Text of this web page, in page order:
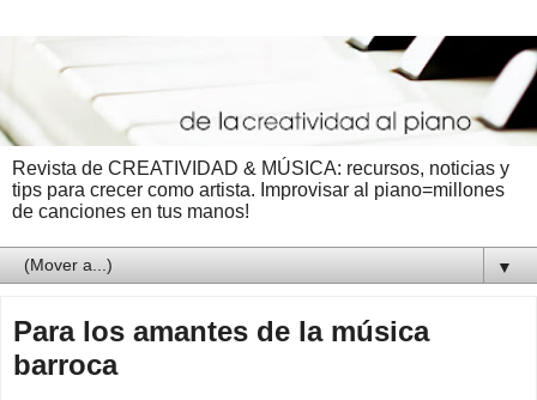
Revista de CREATIVIDAD & MÚSICA: recursos, noticias y
tips para crecer como artista. Improvisar al piano=millones
de canciones en tus manos!
▼
Para los amantes de la música
barroca